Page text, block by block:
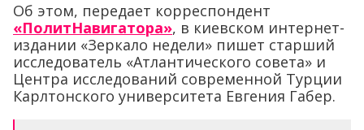
Об этом, передает корреспондент
«ПолитНавигатора», в киевском интернет-
издании «Зеркало недели» пишет старший
исследователь «Атлантического совета» и
Центра исследований современной Турции
Карлтонского университета Евгения Габер.